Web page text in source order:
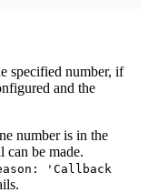
specified number, if
and the
number is in the
can be made.
'Callback